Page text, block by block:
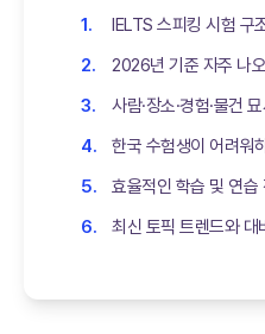
IELTS 스피킹 시험 구
2026년 기준 자주 나
사람·장소·경험·물건
한국 수험생이 어려워
효율적인 학습 및 연습
최신 토픽 트렌드와 대